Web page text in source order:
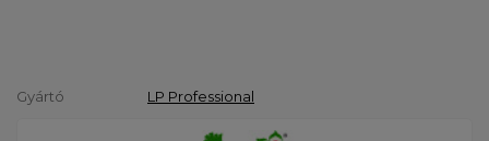
Gyártó LP Professional